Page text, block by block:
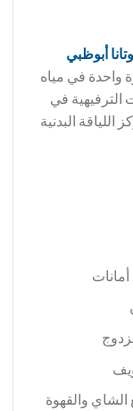
أبوظبي
واحدة في مياه
في
اللياقة البدنية
الشاي والقهوة